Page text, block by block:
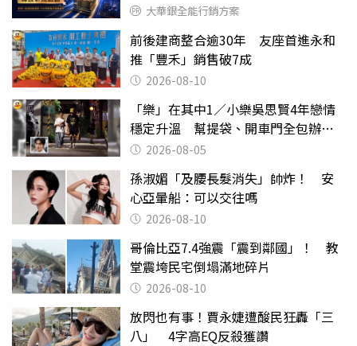
大華銀全能行銷方案
前後建商整合逾30年 友座首進永和
推「豐禾」銷售破7成
2026-08-10
「樂」在其中1／小樂吳思賢4年戀情
穩定升溫 幫提袋、開車門全包辦閃
瞎眾人
2026-08-05
孫淑媚「及腰長髮消失」帥炸！ 安
心亞暈船：可以交往嗎
2026-08-10
哥倫比亞7.4強震「震到鄰國」！ 教
堂震垮民宅倒塌滿地碎片
2026-08-10
放閃也有事！賈永婕遭酸民狂轟「三
八」 4字高EQ反殺獲讚